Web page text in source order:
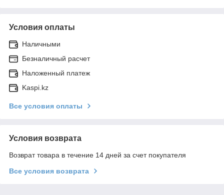
Условия оплаты
Наличными
Безналичный расчет
Наложенный платеж
Kaspi.kz
Все условия оплаты
Условия возврата
Возврат товара в течение 14 дней за счет покупателя
Все условия возврата